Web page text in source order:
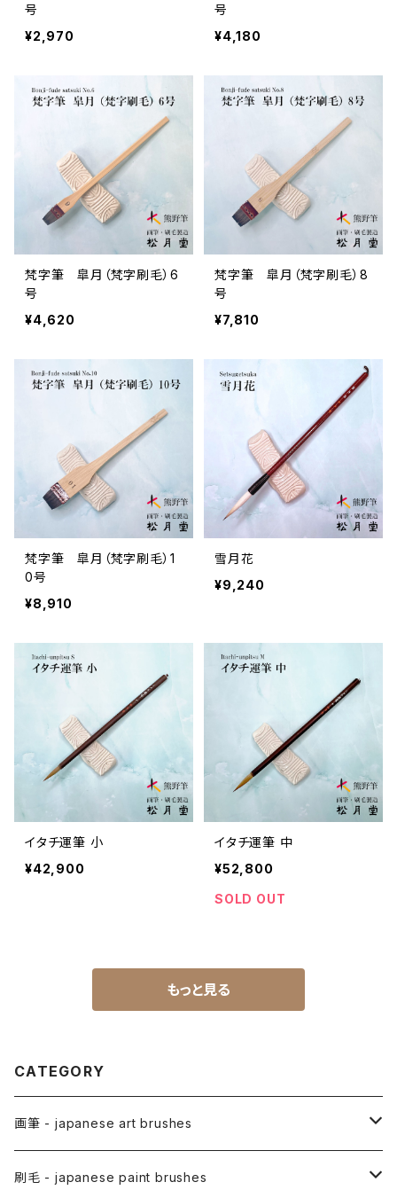
号
¥2,970
号
¥4,180
梵字筆 皐月（梵字刷毛）6
号
¥4,620
梵字筆 皐月（梵字刷毛）8
号
¥7,810
梵字筆 皐月（梵字刷毛）1
0号
¥8,910
雪月花
¥9,240
イタチ運筆 小
¥42,900
イタチ運筆 中
¥52,800
SOLD OUT
もっと見る
CATEGORY
画筆 - japanese art brushes
アニメ用筆 / ANIME(draw anime)
刷毛 - japanese paint brushes